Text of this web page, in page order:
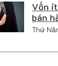
Vốn
bán
Thứ